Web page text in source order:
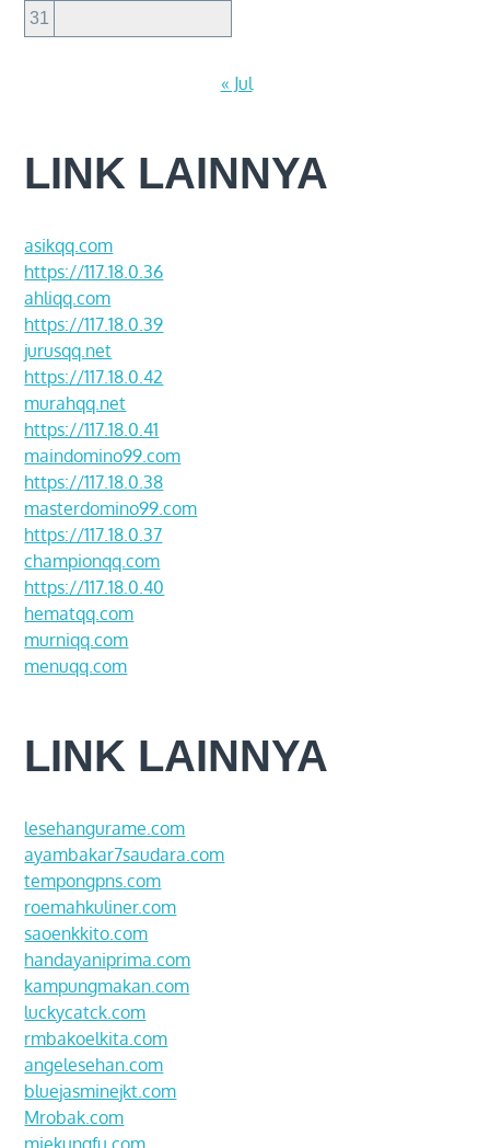
31
« Jul
LINK LAINNYA
asikqq.com
https://117.18.0.36
ahliqq.com
https://117.18.0.39
jurusqq.net
https://117.18.0.42
murahqq.net
https://117.18.0.41
maindomino99.com
https://117.18.0.38
masterdomino99.com
https://117.18.0.37
championqq.com
https://117.18.0.40
hematqq.com
murniqq.com
menuqq.com
LINK LAINNYA
lesehangurame.com
ayambakar7saudara.com
tempongpns.com
roemahkuliner.com
saoenkkito.com
handayaniprima.com
kampungmakan.com
luckycatck.com
rmbakoelkita.com
angelesehan.com
bluejasminejkt.com
Mrobak.com
miekungfu.com